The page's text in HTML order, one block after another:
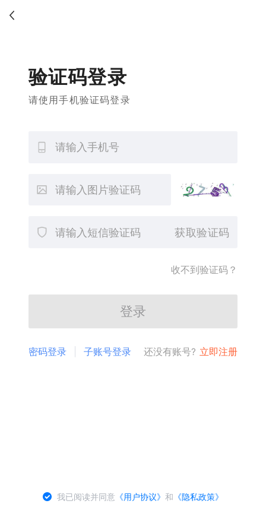
验证码登录
请使用手机验证码登录
获取验证码
收不到验证码？
登录
密码登录 子账号登录 还没有账号? 立即注册
我已阅读并同意 《用户协议》和 《隐私政策》